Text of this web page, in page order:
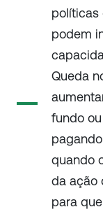
políticas
podem
Queda
fundo
quando
da ação
para